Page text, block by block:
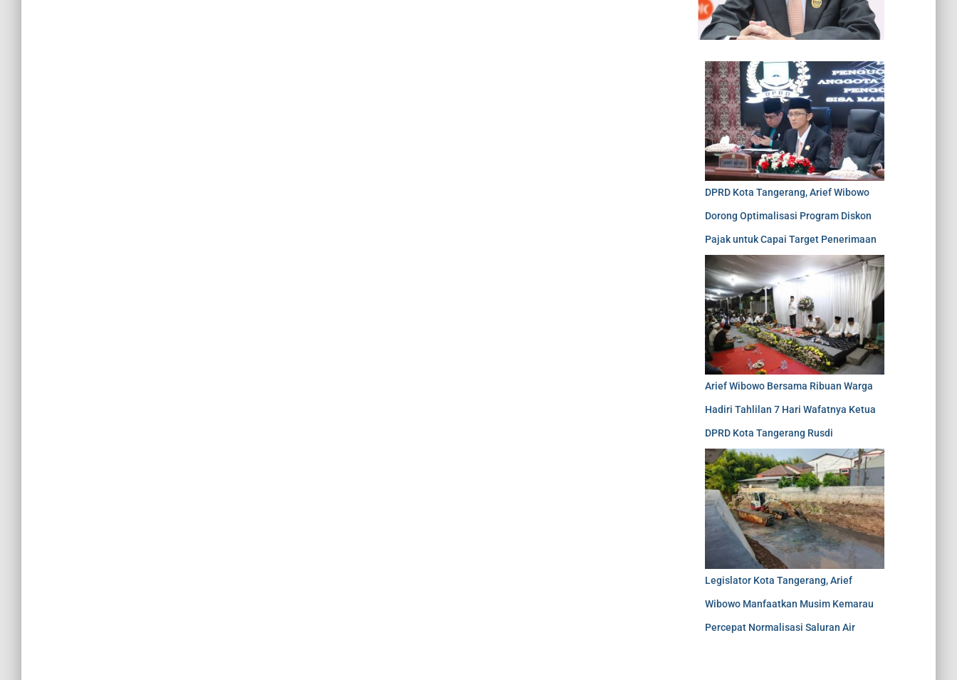
DPRD Kota Tangerang, Arief Wibowo
Dorong Optimalisasi Program Diskon
Pajak untuk Capai Target Penerimaan
Arief Wibowo Bersama Ribuan Warga
Hadiri Tahlilan 7 Hari Wafatnya Ketua
DPRD Kota Tangerang Rusdi
Legislator Kota Tangerang, Arief
Wibowo Manfaatkan Musim Kemarau
Percepat Normalisasi Saluran Air